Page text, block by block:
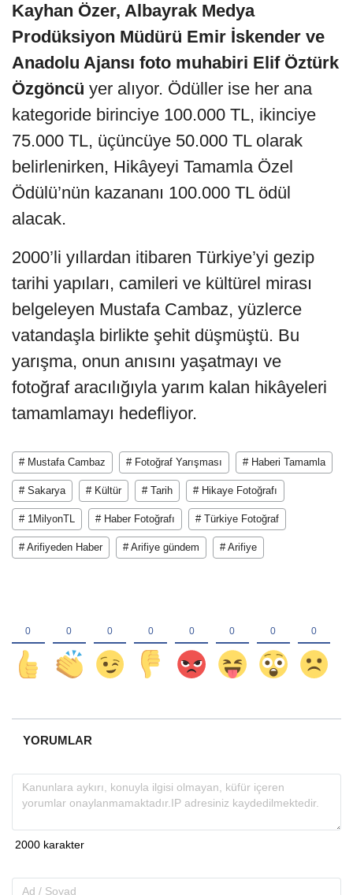
Kayhan Özer, Albayrak Medya
Prodüksiyon Müdürü Emir İskender ve
Anadolu Ajansı foto muhabiri Elif Öztürk
Özgöncü yer alıyor. Ödüller ise her ana
kategoride birinciye 100.000 TL, ikinciye
75.000 TL, üçüncüye 50.000 TL olarak
belirlenirken, Hikâyeyi Tamamla Özel
Ödülü’nün kazananı 100.000 TL ödül
alacak.
2000’li yıllardan itibaren Türkiye’yi gezip
tarihi yapıları, camileri ve kültürel mirası
belgeleyen Mustafa Cambaz, yüzlerce
vatandaşla birlikte şehit düşmüştü. Bu
yarışma, onun anısını yaşatmayı ve
fotoğraf aracılığıyla yarım kalan hikâyeleri
tamamlamayı hedefliyor.
# Mustafa Cambaz # Fotoğraf Yarışması # Haberi Tamamla
# Sakarya # Kültür # Tarih # Hikaye Fotoğrafı
# 1MilyonTL # Haber Fotoğrafı # Türkiye Fotoğraf
# Arifiyeden Haber # Arifiye gündem # Arifiye
YORUMLAR